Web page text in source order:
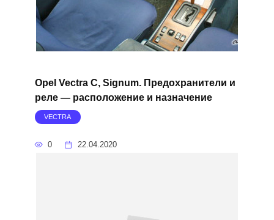
Opel Vectra C, Signum. Предохранители и
реле — расположение и назначение
VECTRA
0 22.04.2020